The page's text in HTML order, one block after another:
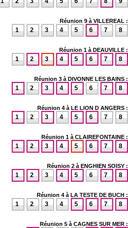
Réunion 9 à VILLEREAL :
8
7
6
5
4
3
2
1
Réunion 1 à DEAUVILLE :
8
7
6
5
4
3
2
1
Réunion 3 à DIVONNE LES BAINS :
8
7
6
5
4
3
2
1
Réunion 4 à LE LION D ANGERS :
8
7
6
5
4
3
2
1
Réunion 1 à CLAIREFONTAINE :
8
7
6
5
4
3
2
1
Réunion 2 à ENGHIEN SOISY :
8
7
6
5
4
3
2
1
Réunion 4 à LA TESTE DE BUCH :
8
7
6
5
4
3
2
1
Réunion 5 à CAGNES SUR MER :